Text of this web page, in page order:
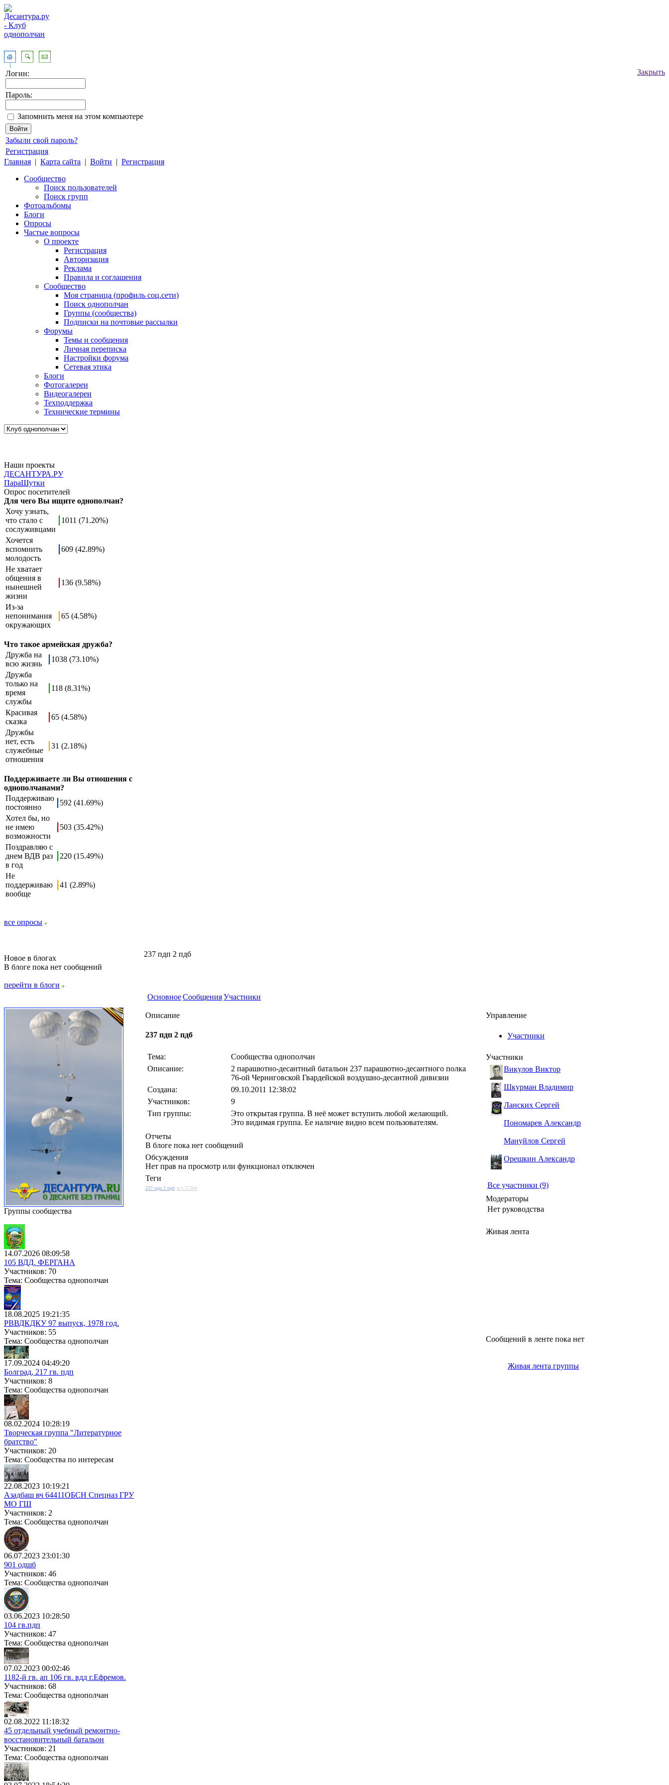
Закрыть
Логин:
Пароль:
Запомнить меня на этом компьютере
Забыли свой пароль?
Регистрация
Главная | Карта сайта | Войти | Регистрация
Сообщество
Поиск пользователей
Поиск групп
Фотоальбомы
Блоги
Опросы
Частые вопросы
О проекте
Регистрация
Авторизация
Реклама
Правила и соглашения
Сообщество
Моя страница (профиль соц.сети)
Поиск однополчан
Группы (сообщества)
Подписки на почтовые рассылки
Форумы
Темы и сообщения
Личная переписка
Настройки форума
Сетевая этика
Блоги
Фотогалереи
Видеогалереи
Техподдержка
Технические термины
Наши проекты
ДЕСАНТУРА.РУ
ПараШутки
Опрос посетителей
Для чего Вы ищите однополчан?
Хочу узнать,
что стало с
сослуживцами
1011 (71.20%)
Хочется
вспомнить
молодость
609 (42.89%)
Не хватает
общения в
нынешней
жизни
136 (9.58%)
Из-за
непонимания
окружающих
65 (4.58%)
Что такое армейская дружба?
Дружба на
всю жизнь
1038 (73.10%)
Дружба
только на
время
службы
118 (8.31%)
Красивая
сказка
65 (4.58%)
Дружбы
нет, есть
служебные
отношения
31 (2.18%)
Поддерживаете ли Вы отношения с
однополчанами?
Поддерживаю
постоянно
592 (41.69%)
Хотел бы, но
не имею
возможности
503 (35.42%)
Поздравляю с
днем ВДВ раз
в год
220 (15.49%)
Не
поддерживаю
вообще
41 (2.89%)
все опросы
Новое в блогах
В блоге пока нет сообщений
перейти в блоги
Группы сообщества
14.07.2026 08:09:58
105 ВДД. ФЕРГАНА
Участников: 70
Тема: Сообщества однополчан
18.08.2025 19:21:35
РВВДКДКУ 97 выпуск, 1978 год.
Участников: 55
Тема: Сообщества однополчан
17.09.2024 04:49:20
Болград, 217 гв. пдп
Участников: 8
Тема: Сообщества однополчан
08.02.2024 10:28:19
Творческая группа "Литературное
братство"
Участников: 20
Тема: Сообщества по интересам
22.08.2023 10:19:21
Азадбаш вч 64411ОБСН Спецназ ГРУ
МО ГШ
Участников: 2
Тема: Сообщества однополчан
06.07.2023 23:01:30
901 одшб
Участников: 46
Тема: Сообщества однополчан
03.06.2023 10:28:50
104 гв.пдп
Участников: 47
Тема: Сообщества однополчан
07.02.2023 00:02:46
1182-й гв. ап 106 гв. вдд г.Ефремов.
Участников: 68
Тема: Сообщества однополчан
02.08.2022 11:18:32
45 отдельный учебный ремонтно-
восстановительный батальон
Участников: 21
Тема: Сообщества однополчан
237 пдп 2 пдб
ОсновноеСообщенияУчастники
Описание
237 пдп 2 пдб
Тема:
Сообщества однополчан
Описание:
2 парашютно-десантный батальон 237 парашютно-десантного полка
76-ой Черниговской Гвардейской воздушно-десантной дивизии
Создана:
09.10.2011 12:38:02
Участников:
9
Тип группы:
Это открытая группа. В неё может вступить любой желающий.
Это видимая группа. Ее наличие видно всем пользователям.
Отчеты
В блоге пока нет сообщений
Обсуждения
Нет прав на просмотр или функционал отключен
Теги
237 пдп 2 пдб в/ч 57264
Управление
Участники
Участники
Викулов Виктор
Шкурман Владимир
Ланских Сергей
Пономарев Александр
Мануйлов Сергей
Орешкин Александр
Все участники (9)
Модераторы
Нет руководства
Живая лента
Сообщений в ленте пока нет
Живая лента группы